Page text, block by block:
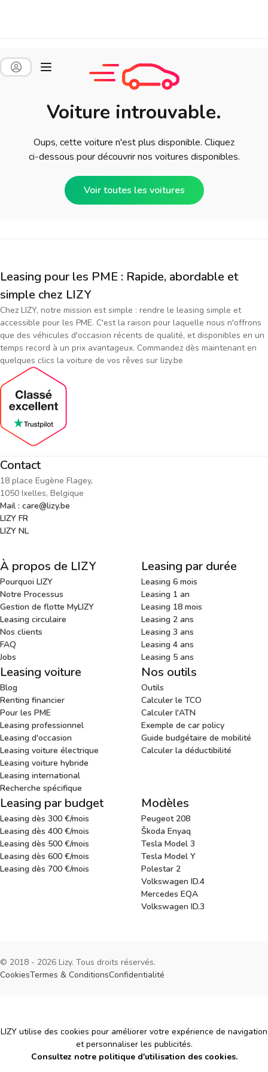
Voiture introuvable.
Oups, cette voiture n'est plus disponible. Cliquez
ci-dessous pour découvrir nos voitures disponibles.
Voir toutes les voitures
Leasing pour les PME : Rapide, abordable et
simple chez LIZY
Chez LIZY, notre mission est simple : rendre le leasing simple et
accessible pour les PME. C'est la raison pour laquelle nous n'offrons
que des véhicules d'occasion récents de qualité, et disponibles en un
temps record à un prix avantageux. Commandez dès maintenant en
quelques clics la voiture de vos rêves sur lizy.be
Contact
18 place Eugène Flagey,
1050 Ixelles, Belgique
Mail : care@lizy.be
LIZY FR
LIZY NL
À propos de LIZY
Pourquoi LIZY
Notre Processus
Gestion de flotte MyLIZY
Leasing circulaire
Nos clients
FAQ
Jobs
Leasing par durée
Leasing 6 mois
Leasing 1 an
Leasing 18 mois
Leasing 2 ans
Leasing 3 ans
Leasing 4 ans
Leasing 5 ans
Leasing voiture
Blog
Renting financier
Pour les PME
Leasing professionnel
Leasing d'occasion
Leasing voiture électrique
Leasing voiture hybride
Leasing international
Recherche spécifique
Nos outils
Outils
Calculer le TCO
Calculer l'ATN
Exemple de car policy
Guide budgétaire de mobilité
Calculer la déductibilité
Leasing par budget
Leasing dès 300 €/mois
Leasing dès 400 €/mois
Leasing dès 500 €/mois
Leasing dès 600 €/mois
Leasing dès 700 €/mois
Modèles
Peugeot 208
Škoda Enyaq
Tesla Model 3
Tesla Model Y
Polestar 2
Volkswagen ID.4
Mercedes EQA
Volkswagen ID.3
© 2018 - 2026 Lizy. Tous droits réservés.
CookiesTermes & ConditionsConfidentialité
Cookies
LIZY utilise des cookies pour améliorer votre expérience de navigation
et personnaliser les publicités.
Consultez notre politique d'utilisation des cookies.